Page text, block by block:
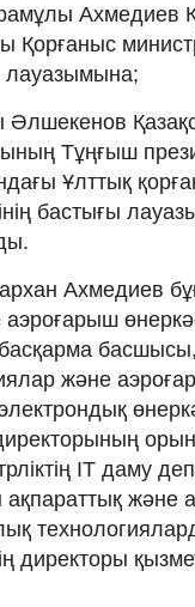
Ахмедиев
Қорғаныс
Әлшекенов
Тұңғыш
Ұлттық
бастығы
Ахмедиев
басқарма
және
электрондық
ІТ даму
және
директоры